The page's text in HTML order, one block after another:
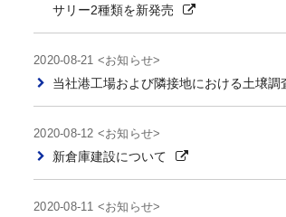
サリー2種類を新発売
2020-08-21 <お知らせ>
当社港工場および隣接地における土壌調
2020-08-12 <お知らせ>
新倉庫建設について
2020-08-11 <お知らせ>